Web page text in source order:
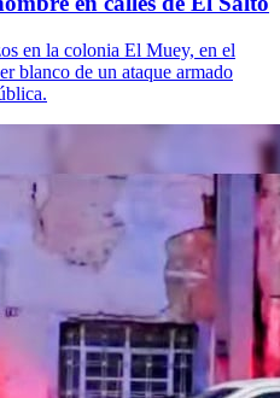
en la colonia El Muey, en el
blanco de un ataque armado